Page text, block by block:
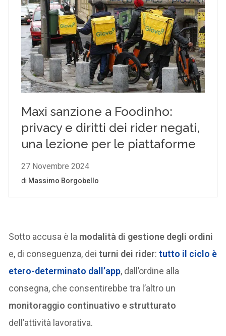
Sotto accusa è la modalità di gestione degli ordini
e, di conseguenza, deiturni dei rider:tutto il ciclo è
etero-determinato dall’app, dall’ordine alla
consegna, che consentirebbe tra l’altro un
monitoraggio continuativo e strutturato
dell’attività lavorativa.